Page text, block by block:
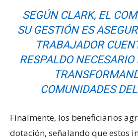
SEGÚN CLARK, EL
SU GESTIÓN ES
TRABAJADOR
RESPALDO NECESARIO
COMUNIDADES
Finalmente, los beneficiarios
dotación, señalando que estos